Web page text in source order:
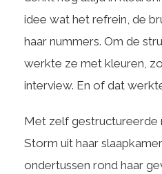
idee wat het refrein, de
haar nummers. Om de
werkte ze met kleuren,
interview. En of dat
Met zelf gestructureerde
Storm uit haar
ondertussen rond haar